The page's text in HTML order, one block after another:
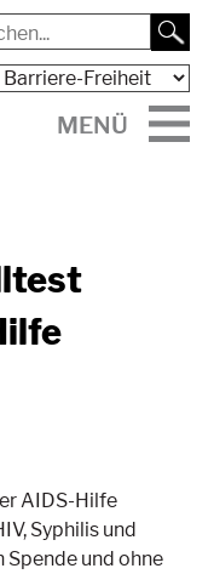
MENÜ
AIDS-Hilfe
Syphilis und
Spende und ohne